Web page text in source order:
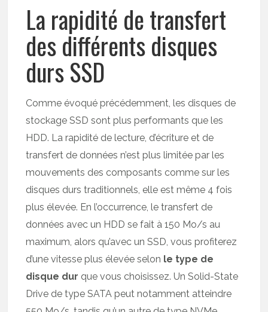
La rapidité de transfert
des différents disques
durs SSD
Comme évoqué précédemment, les disques de
stockage SSD sont plus performants que les
HDD. La rapidité de lecture, d’écriture et de
transfert de données n’est plus limitée par les
mouvements des composants comme sur les
disques durs traditionnels, elle est même 4 fois
plus élevée. En l’occurrence, le transfert de
données avec un HDD se fait à 150 Mo/s au
maximum, alors qu’avec un SSD, vous profiterez
d’une vitesse plus élevée selon le type de
disque dur que vous choisissez. Un Solid-State
Drive de type SATA peut notamment atteindre